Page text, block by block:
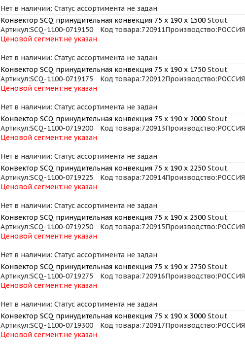
Нет в наличии: Статус ассортимента не задан
Конвектор SCQ принудительная конвекция 75 x 190 x 1500Stout
Артикул:SCQ-1100-0719150 Код товара:720911Производство:РОССИЯ
Ценовой сегмент:не указан
Нет в наличии: Статус ассортимента не задан
Конвектор SCQ принудительная конвекция 75 x 190 x 1750Stout
Артикул:SCQ-1100-0719175 Код товара:720912Производство:РОССИЯ
Ценовой сегмент:не указан
Нет в наличии: Статус ассортимента не задан
Конвектор SCQ принудительная конвекция 75 x 190 x 2000Stout
Артикул:SCQ-1100-0719200 Код товара:720913Производство:РОССИЯ
Ценовой сегмент:не указан
Нет в наличии: Статус ассортимента не задан
Конвектор SCQ принудительная конвекция 75 x 190 x 2250Stout
Артикул:SCQ-1100-0719225 Код товара:720914Производство:РОССИЯ
Ценовой сегмент:не указан
Нет в наличии: Статус ассортимента не задан
Конвектор SCQ принудительная конвекция 75 x 190 x 2500Stout
Артикул:SCQ-1100-0719250 Код товара:720915Производство:РОССИЯ
Ценовой сегмент:не указан
Нет в наличии: Статус ассортимента не задан
Конвектор SCQ принудительная конвекция 75 x 190 x 2750Stout
Артикул:SCQ-1100-0719275 Код товара:720916Производство:РОССИЯ
Ценовой сегмент:не указан
Нет в наличии: Статус ассортимента не задан
Конвектор SCQ принудительная конвекция 75 x 190 x 3000Stout
Артикул:SCQ-1100-0719300 Код товара:720917Производство:РОССИЯ
Ценовой сегмент:не указан